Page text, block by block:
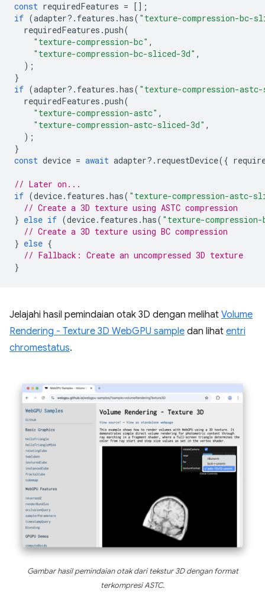
const requiredFeatures = [];
if (adapter? . features .has( "texture-compression-bc-
requiredFeatures .push(
"texture-compression-bc" ,
"texture-compression-bc-sliced-3d" ,
);
}
if (adapter? . features .has( "texture-compression-
requiredFeatures .push(
"texture-compression-astc" ,
"texture-compression-astc-sliced-3d" ,
);
}
const device = await adapter? . requestDevice({
// Later on...
if (device. features .has( "texture-compression-astc-
// Create a 3D texture using ASTC compression
} else if (device. features .has( "texture-
// Create a 3D texture using BC compression
} else {
// Fallback: Create an uncompressed 3D texture
}
Jelajahi hasil pemindaian otak 3D dengan melihat Volume
Rendering - Texture 3D WebGPU sample dan lihat entri
chromestatus.
Gambar hasil pemindaian otak dari tekstur 3D dengan format
terkompresi ASTC.